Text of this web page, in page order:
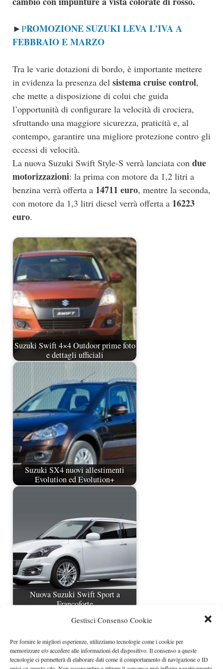
Gestisci Consenso Cookie
Per fornire le migliori esperienze, utilizziamo tecnologie come i cookie per
memorizzare e/o accedere alle informazioni del dispositivo. Il consenso a queste
tecnologie ci permetterà di elaborare dati come il comportamento di navigazione o ID
►PROMOZIONE SUZUKI LEVA L’IVA A
FEBBRAIO E MARZO
Tra le varie dotazioni di bordo, è importante mettere
in evidenza la presenza del sistema cruise control,
che mette a disposizione di colui che guida
l’opportunità di configurare la velocità di crociera,
sfruttando una maggiore sicurezza, praticità e, al
contempo, garantire una migliore protezione contro gli
eccessi di velocità.
La nuova Suzuki Swift Style-S verrà lanciata con due
motorizzazioni: la prima con motore da 1,2 litri a
benzina verrà offerta a 14711 euro, mentre la seconda,
con motore da 1,3 litri diesel verrà offerta a 16223
euro.
Suzuki Swift 4×4 Outdoor prime foto
e dettagli ufficiali
Suzuki SX4 nuovi allestimenti
Evolution ed Evolution+
Nuova Suzuki Swift Sport a
Francoforte